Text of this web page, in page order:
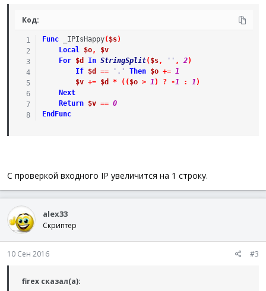
Код:
Func _IPIsHappy( $s)
Local
$o,
$v
For
$d In StringSplit( $s, '' , 2)
If
$d == '.' Then $o += 1
$v += $d * ( ( $o > 1 ) ? -1 : 1 )
Next
Return
$v == 0
EndFunc
С проверкой входного IP увеличится на 1 строку.
alex33
Скриптер
10 Сен 2016 #3
firex сказал(а):